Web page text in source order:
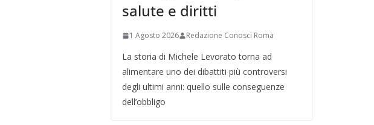
salute e diritti
1 Agosto 2026 Redazione Conosci Roma
La storia di Michele Levorato torna ad
alimentare uno dei dibattiti più controversi
degli ultimi anni: quello sulle conseguenze
dell’obbligo